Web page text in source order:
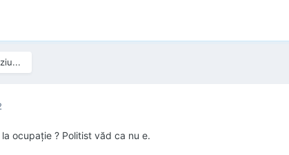
ocupație ? Politist văd ca nu e.